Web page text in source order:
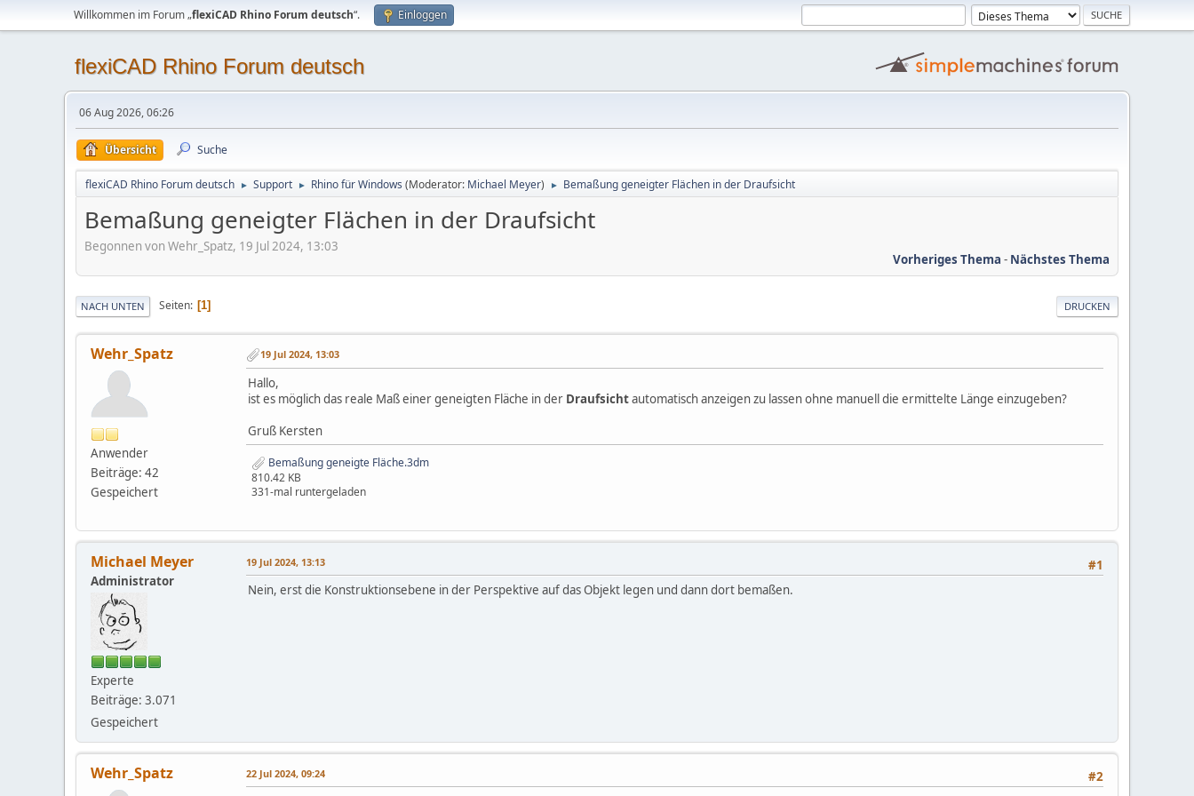
Willkommen im Forum „flexiCAD Rhino Forum deutsch“. Einloggen
flexiCAD Rhino Forum deutsch
06 Aug 2026, 06:26
Übersicht Suche
flexiCAD Rhino Forum deutsch ► Support ► Rhino für Windows (Moderator: Michael Meyer) ► Bemaßung geneigter Flächen in der Draufsicht
Bemaßung geneigter Flächen in der Draufsicht
Begonnen von Wehr_Spatz, 19 Jul 2024, 13:03
Vorheriges Thema - Nächstes Thema
DRUCKEN
NACH UNTEN Seiten 1
Wehr_Spatz
Anwender
Beiträge: 42
Gespeichert
19 Jul 2024, 13:03
Hallo,
ist es möglich das reale Maß einer geneigten Fläche in der Draufsichtautomatisch anzeigen zu lassen ohne manuell die ermittelte Länge einzugeben?
Gruß Kersten
Bemaßung geneigte Fläche.3dm
810.42 KB
331-mal runtergeladen
Michael Meyer
Administrator
Experte
Beiträge: 3.071
Gespeichert
#1
19 Jul 2024, 13:13
Nein, erst die Konstruktionsebene in der Perspektive auf das Objekt legen und dann dort bemaßen.
Wehr_Spatz #2
22 Jul 2024, 09:24